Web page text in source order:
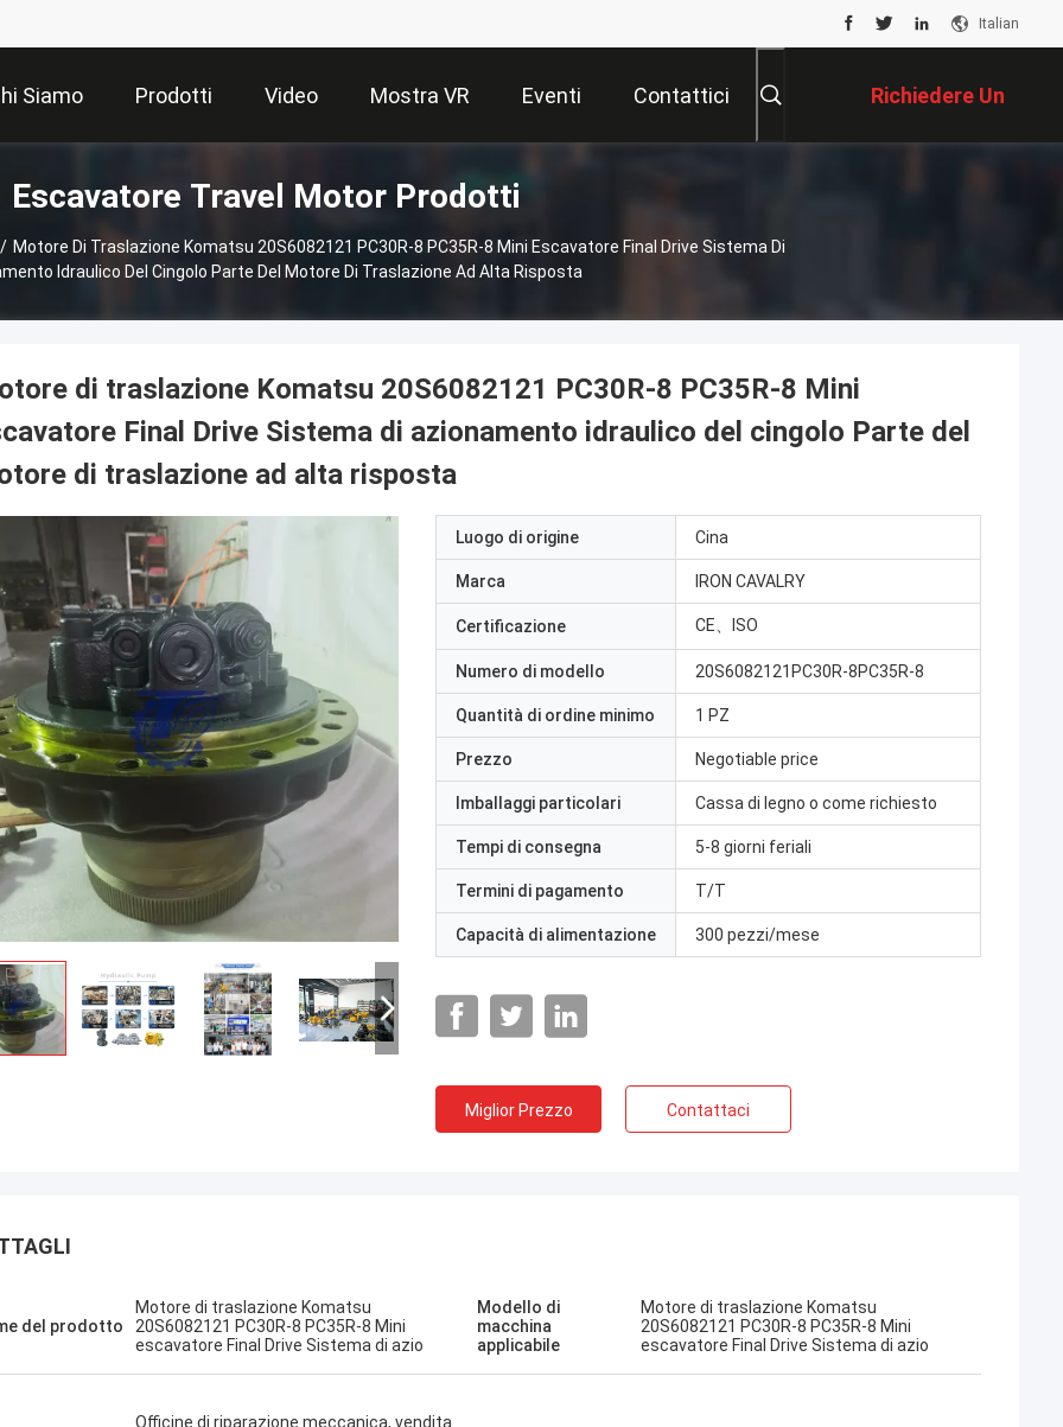
Italian
Siamo Prodotti Video Mostra VR Eventi Contattici Richiedere Un
Preventivo
Escavatore Travel Motor Prodotti
/ Motore Di Traslazione Komatsu 20S6082121 PC30R-8 PC35R-8 Mini Escavatore Final Drive Sistema Di
Idraulico Del Cingolo Parte Del Motore Di Traslazione Ad Alta Risposta
di gestione, veloce e veloce.
una piacevole spesa
professionali e amichevoli. Servizio
eccellente e consigli amichevoli,
consegna rapida. Prezzo molto buono.
Voglio ordinare di nuovo quando ne ho
di traslazione Komatsu 20S6082121 PC30R-8 PC35R-8 Mini
Final Drive Sistema di azionamento idraulico del cingolo Parte del
di traslazione ad alta risposta
Luogo di origine Cina
Marca IRON CAVALRY
Certificazione CE、ISO
Numero di modello 20S6082121PC30R-8PC35R-8
Quantità di ordine minimo 1 PZ
Prezzo Negotiable price
Imballaggi particolari Cassa di legno o come richiesto
Tempi di consegna 5-8 giorni feriali
Termini di pagamento T/T
Capacità di alimentazione 300 pezzi/mese
Miglior Prezzo Contattaci
del prodotto
Motore di traslazione Komatsu
20S6082121 PC30R-8 PC35R-8 Mini
escavatore Final Drive Sistema di azio
Modello di
macchina
applicabile
Motore di traslazione Komatsu
20S6082121 PC30R-8 PC35R-8 Mini
escavatore Final Drive Sistema di azio
Officine di riparazione meccanica, vendita